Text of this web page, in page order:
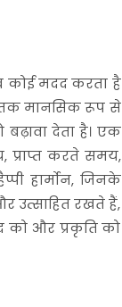
कोई मदद करता है
तक मानसिक रूप से
देता है। एक
प्राप्त करते समय,
हार्मोन, जिनके
उत्साहित रखते हैं,
और प्रकृति को